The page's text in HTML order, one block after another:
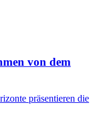
von dem
präsentieren die